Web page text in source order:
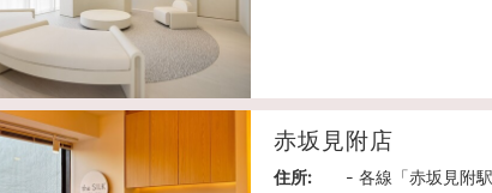
赤坂見附店
住所:
- 各線「赤坂見附